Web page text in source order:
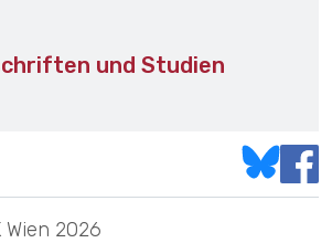
und Studien
Wien 2026